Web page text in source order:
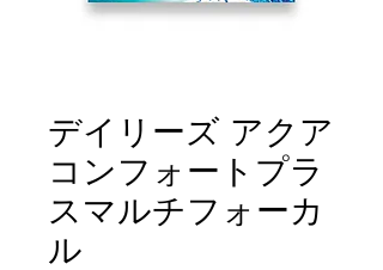
デイリーズ アクア
コンフォートプラ
スマルチフォーカ
ル